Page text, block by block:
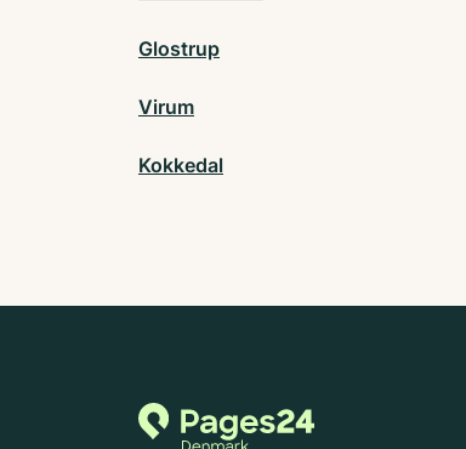
Glostrup
Virum
Kokkedal